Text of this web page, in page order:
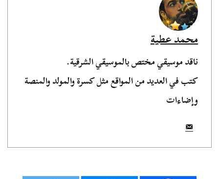
محمد عطية
ناقد موسيقي مختص بالموسيقي الشرقية.
كتب في العديد من المواقع مثل كسرة والمولد والمنصة
وإضاءات